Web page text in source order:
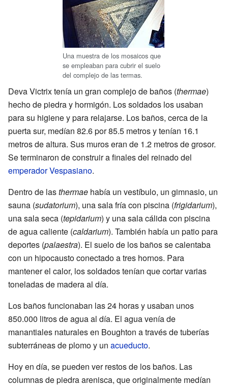
Una muestra de los mosaicos que
se empleaban para cubrir el suelo
del complejo de las termas.
Deva Victrix tenía un gran complejo de baños (thermae)
hecho de piedra y hormigón. Los soldados los usaban
para su higiene y para relajarse. Los baños, cerca de la
puerta sur, medían 82.6 por 85.5 metros y tenían 16.1
metros de altura. Sus muros eran de 1.2 metros de grosor.
Se terminaron de construir a finales del reinado del
emperadorVespasiano.
Dentro de lasthermae había un vestíbulo, un gimnasio, un
sauna (sudatorium), una sala fría con piscina (frigidarium),
una sala seca (tepidarium) y una sala cálida con piscina
de agua caliente (caldarium). También había un patio para
deportes (palaestra). El suelo de los baños se calentaba
con un hipocausto conectado a tres hornos. Para
mantener el calor, los soldados tenían que cortar varias
toneladas de madera al día.
Los baños funcionaban las 24 horas y usaban unos
850.000 litros de agua al día. El agua venía de
manantiales naturales en Boughton a través de tuberías
subterráneas de plomo y un acueducto.
Hoy en día, se pueden ver restos de los baños. Las
columnas de piedra arenisca, que originalmente medían